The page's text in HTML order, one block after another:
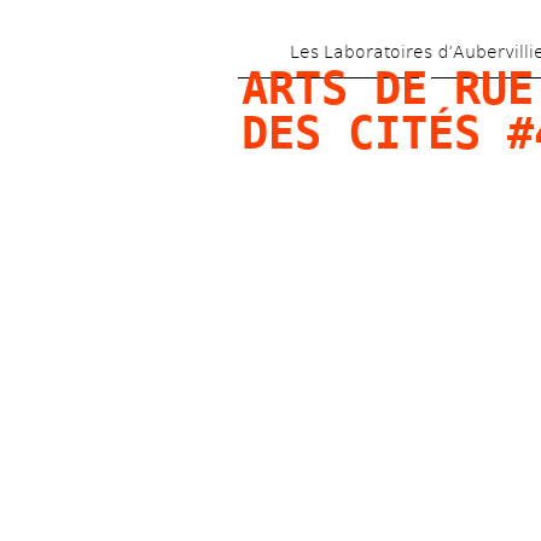
Les Laboratoires
ARTS DE RUE
DES CITÉS